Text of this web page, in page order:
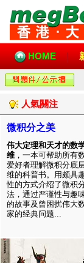
HOME
人氣關注
微积分之美
伟大定理和天才的数
维 ，一本可帮助所有
爱好者理解微积分底
维的科普书。用颇具
性的方式介绍了微积
法，通过严谨性与趣
的故事及曾困扰伟大
家的经典问题...